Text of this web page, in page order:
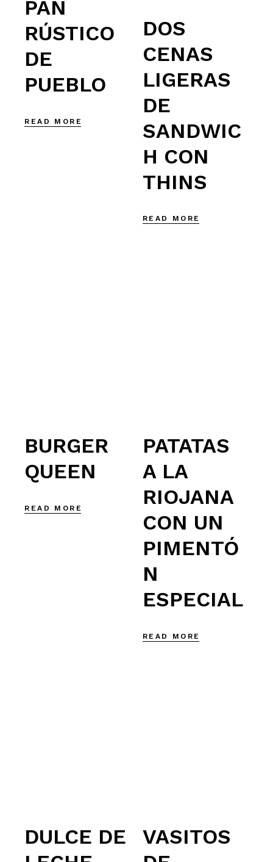
PAN
RÚSTICO
DE
PUEBLO
READ MORE
DOS
CENAS
LIGERAS
DE
SANDWIC
H CON
THINS
READ MORE
BURGER
QUEEN
READ MORE
PATATAS
A LA
RIOJANA
CON UN
PIMENTÓ
N
ESPECIAL
READ MORE
DULCE DE
VASITOS